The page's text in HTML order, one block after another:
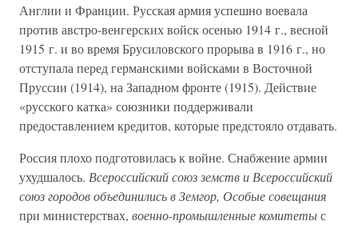
Англии и Франции. Русская армия успешно воевала
против австро-венгерских войск осенью 1914 г., весной
1915 г. и во время Брусиловского прорыва в 1916 г., но
отступала перед германскими войсками в Восточной
Пруссии (1914), на Западном фронте (1915). Действие
«русского катка» союзники поддерживали
предоставлением кредитов, которые предстояло отдавать.
Россия плохо подготовилась к войне. Снабжение армии
ухудшалось. Всероссийский союз земств и Всероссийский
союз городов объединились в Земгор, Особые совещания
при министерствах, военно-промышленные комитетыс